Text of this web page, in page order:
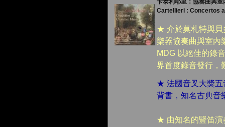
卡泰利耶里：協奏曲與
Cartellieri : Concertos
★ 介於莫札特與貝
樂器協奏曲與室內
MDG 以絕佳的錄
界首度錄音發行，
★ 法國音叉大獎五
背書，知名古典音
★ 由知名的豎笛演